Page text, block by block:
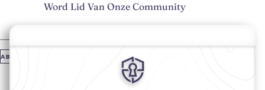
Word Lid Van Onze Community
ABONNEREN
Blijf Op De Hoogte